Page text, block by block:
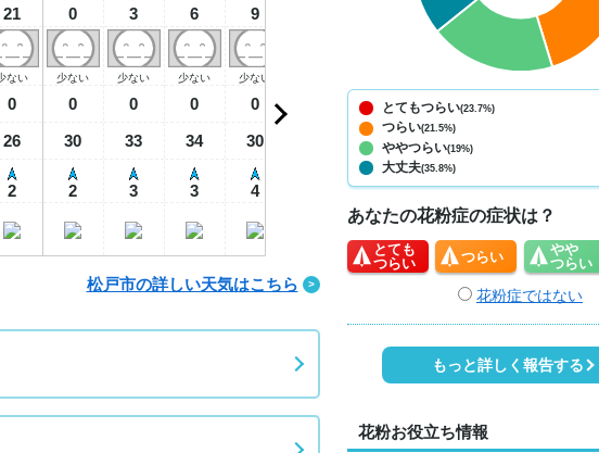
21
ない
0
26
2
0
少ない
0
30
2
3
少ない
0
33
3
6
少ない
0
34
3
9
少ない
0
30
4
0
27
1
18
0
26
1
21
0
1
0
1
松戸市の詳しい天気はこちら
とてもつらい(23.7%)
つらい(21.5%)
ややつらい(19%)
大丈夫(35.8%)
あなたの花粉症の症状は？
とても
つらい
つらい
やや
つらい
花粉症ではない
もっと詳しく報告する
花粉お役立ち情報